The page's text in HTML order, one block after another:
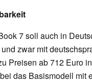
7 soll auch in
zwar mit
Preisen ab 712 Euro
das Basismodell mit